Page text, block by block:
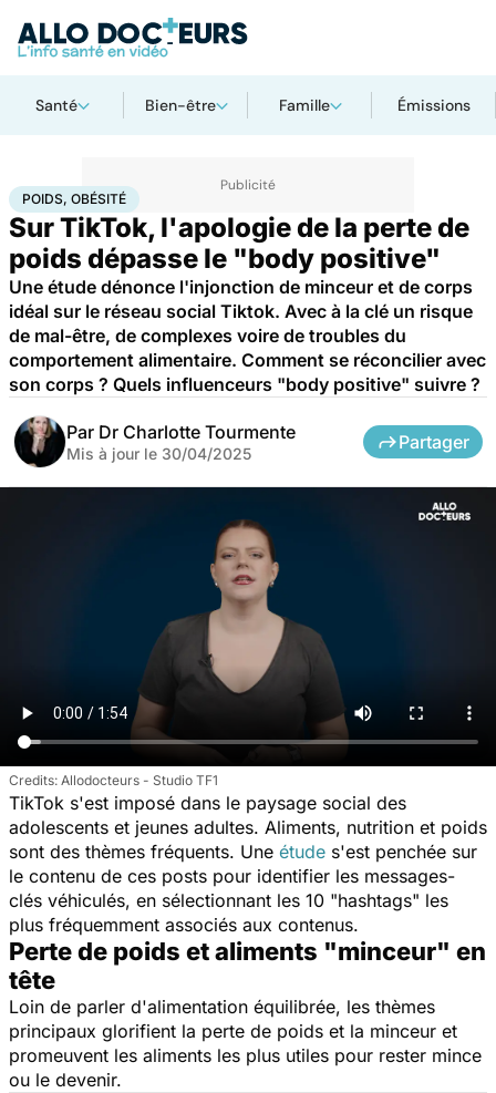
Santé Bien-être Famille Émissions
Accueil Bien-êtreNutrition Poids, obésité
POIDS, OBÉSITÉ
Sur TikTok, l'apologie de la perte de
poids dépasse le "body positive"
Une étude dénonce l'injonction de minceur et de corps
idéal sur le réseau social Tiktok. Avec à la clé un risque
de mal-être, de complexes voire de troubles du
comportement alimentaire. Comment se réconcilier avec
son corps ? Quels influenceurs "body positive" suivre ?
Par Dr Charlotte Tourmente
Mis à jour le 30/04/2025
Partager
Allodocteurs - Studio TF1
TikTok s'est imposé dans le paysage social des
adolescents et jeunes adultes. Aliments, nutrition et poids
sont des thèmes fréquents. Une étude s'est penchée sur
le contenu de ces posts pour identifier les messages-
clés véhiculés, en sélectionnant les 10 "hashtags" les
plus fréquemment associés aux contenus.
Perte de poids et aliments "minceur" en
tête
Loin de parler d'alimentation équilibrée, les thèmes
principaux glorifient la perte de poids et la minceur et
promeuvent les aliments les plus utiles pour rester mince
ou le devenir.